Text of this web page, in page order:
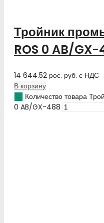
Тройник
ROS 0 AB/GX-
14 644.52 рос. руб. с НДС
В корзину
Количество товара
0 AB/GX-488